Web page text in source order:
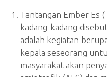
Tantangan Ember Es
kadang-kadang
adalah kegiatan
kepala seseorang
masyarakat akan